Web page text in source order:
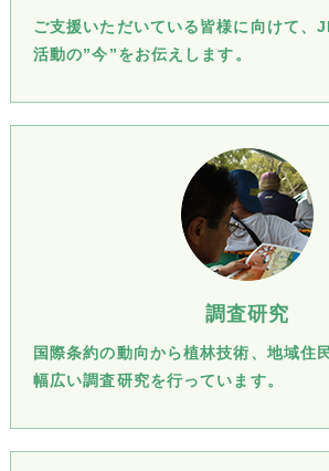
ご支援いただいている皆様に向けて、
活動の”今”をお伝えします。
調査研究
国際条約の動向から植林技術、地域住
幅広い調査研究を行っています。